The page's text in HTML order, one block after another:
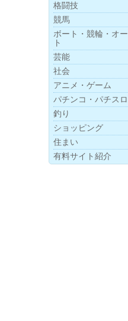
格闘技
競馬
ボー ト・ 競輪・ オー
ト
芸能
社会
アニメ・ゲーム
パチンコ・パチスロ
釣り
ショッピング
住まい
有料サイト紹介